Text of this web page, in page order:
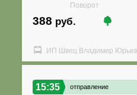
Поворот
388 руб.
ИП Швец Владимир
15:35 отправление